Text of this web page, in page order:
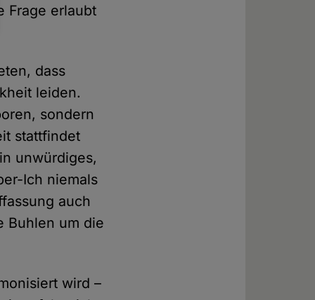
Frage erlaubt
dass
leiden.
sondern
stattfindet
unwürdiges,
Ich niemals
auch
Buhlen um die
wird –